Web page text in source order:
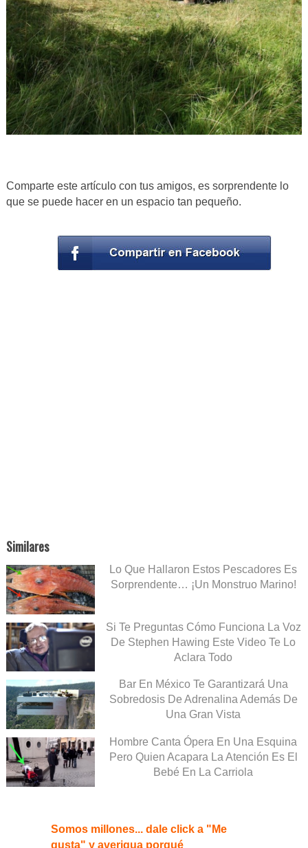
Comparte este artículo con tus amigos, es sorprendente lo
que se puede hacer en un espacio tan pequeño.
Similares
Lo Que Hallaron Estos Pescadores Es
Sorprendente… ¡Un Monstruo Marino!
Si Te Preguntas Cómo Funciona La Voz
De Stephen Hawing Este Video Te Lo
Aclara Todo
Bar En México Te Garantizará Una
Sobredosis De Adrenalina Además De
Una Gran Vista
Hombre Canta Ópera En Una Esquina
Pero Quien Acapara La Atención Es El
Bebé En La Carriola
Somos millones... dale click a "Me
gusta" y averigua porqué